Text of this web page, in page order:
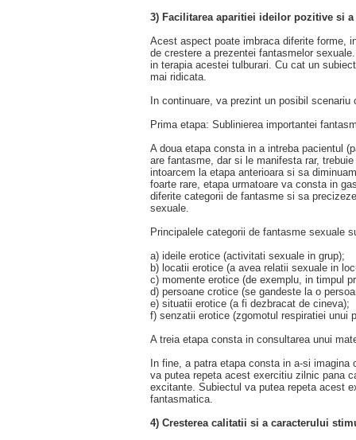
3) Facilitarea aparitiei ideilor pozitive si
Acest aspect poate imbraca diferite forme,
de crestere a prezentei fantasmelor
in terapia acestei tulburari. Cu cat un
mai ridicata.
In continuare, va prezint un posibil
Prima etapa: Sublinierea importantei
A doua etapa consta in a intreba pacientul
are fantasme, dar si le manifesta rar,
intoarcem la etapa anterioara si sa
foarte rare, etapa urmatoare va consta in
diferite categorii de fantasme si sa
sexuale.
Principalele categorii de fantasme sexuale
a) ideile erotice (activitati sexuale in grup);
b) locatii erotice (a avea relatii sexuale in
c) momente erotice (de exemplu, in timpul
d) persoane crotice (se gandeste la o
e) situatii erotice (a fi dezbracat de cineva);
f) senzatii erotice (zgomotul respiratiei unui
A treia etapa consta in consultarea unui
In fine, a patra etapa consta in a-si
va putea repeta acest exercitiu zilnic pana
excitante. Subiectul va putea repeta acest
fantasmatica.
4) Cresterea calitatii si a caracterului